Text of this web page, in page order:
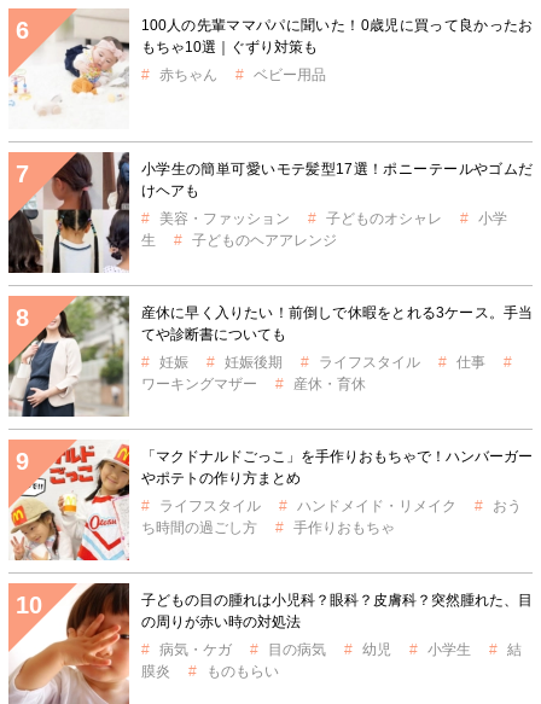
100人の先輩ママパパに聞いた！0歳児に買って良かったお
もちゃ10選｜ぐずり対策も
赤ちゃん
ベビー用品
小学生の簡単可愛いモテ髪型17選！ポニーテールやゴムだ
けヘアも
美容・ファッション
子どものオシャレ
小学
生
子どものヘアアレンジ
産休に早く入りたい！前倒しで休暇をとれる3ケース。手当
てや診断書についても
妊娠
妊娠後期 ライフスタイル
仕事
ワーキングマザー
産休・育休
「マクドナルドごっこ」を手作りおもちゃで！ハンバーガー
やポテトの作り方まとめ
ライフスタイル
ハンドメイド・リメイク
おう
ち時間の過ごし方
手作りおもちゃ
子どもの目の腫れは小児科？眼科？皮膚科？突然腫れた、目
の周りが赤い時の対処法
病気・ケガ
目の病気 幼児 小学生
結
膜炎
ものもらい